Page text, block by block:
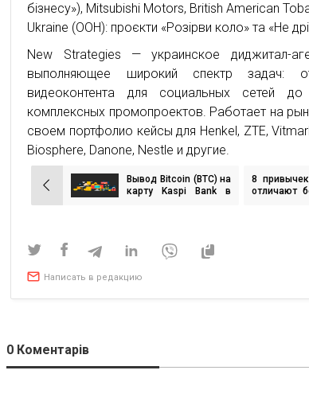
бізнесу»), Mitsubishi Motors, British American
Ukraine (ООН): проєкти «Розірви коло» та «Не
New Strategies — украинское диджитал-
выполняющее широкий спектр задач:
видеоконтента для социальных сетей
комплексных промопроектов. Работает на
своем портфолио кейсы для Henkel, ZTE,
Biosphere, Danone, Nestle и другие.
Навигация
по
Вывод Bitcoin (BTC) на
карту Kaspi Bank в
8
отличают
Написать в редакцию
0 Коментарів